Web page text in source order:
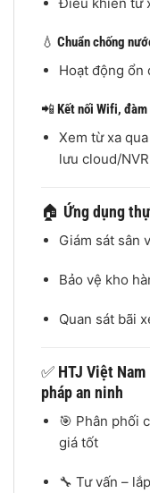
💧 Chuẩn chống
Hoạt động
📲 Kết nối Wifi,
Xem từ xa
lưu cloud/NVR
🏠 Ứng dụng
Giám sát sân
Bảo vệ kho
Quan sát bãi
✅ HTJ Việt
pháp an ninh
🎯 Phân phối
giá tốt
🔧 Tư vấn –